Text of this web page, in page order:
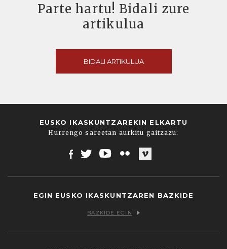
Parte hartu! Bidali zure
artikulua
BIDALI ARTIKULUA
EUSKO IKASKUNTZAREKIN ELKARTU
Hurrengo sareetan aurkitu gaitzazu:
EGIN EUSKO IKASKUNTZAREN BAZKIDE
BAZKIDE EGIN